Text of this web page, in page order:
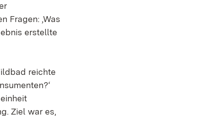
Fragen: ‚Was
erstellte
reichte
Ziel war es,